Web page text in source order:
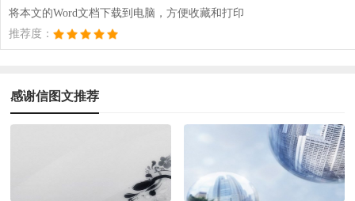
将本文的Word文档下载到电脑，方便收藏和打印
推荐度：
感谢信图文推荐